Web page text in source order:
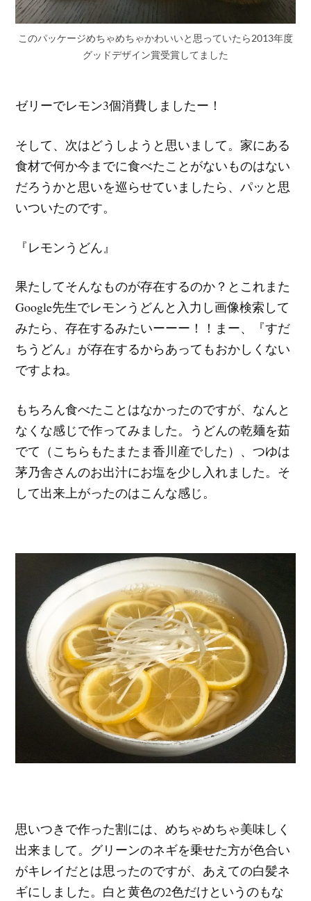
このパッケージめちゃめちゃかわいいと思っていたら2013年度
グッドデザイン賞受賞してました
ゼリーでレモン3個消費しましたー！
そして、次はどうしようと思いまして。家にある
食材で何か今までに食べたことがないものはない
だろうかと思いを巡らせていましたら、パッと思
いついたのです。
『レモンうどん』
果たしてそんなものが存在するのか？とこれまた
Google先生でレモンうどんと入力し画像検索して
みたら、存在するみたいーーー！！まー、『すだ
ちうどん』が存在するからあってもおかしくない
ですよね。
もちろん食べたことはなかったのですが、なんと
なくな感じで作ってみました。うどんの乾麺を茹
でて（こちらもたまたま香川産でした）、つゆは
茅乃舎さんのお出汁にお塩を少し入れました。そ
して出来上がったのはこんな感じ。
思いつきで作った割には、めちゃめちゃ美味しく
出来まして。グリーンのネギを乗せた方が色合い
がキレイだとは思ったのですが、あえての白髪ネ
ギにしました。白と黄色の2色だけというのもな